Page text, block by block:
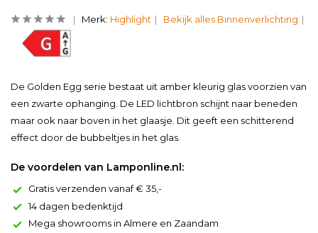
Merk: Highlight Bekijk alles Binnenverlichting
De Golden Egg serie bestaat uit amber kleurig glas voorzien van
een zwarte ophanging. De LED lichtbron schijnt naar beneden
maar ook naar boven in het glaasje. Dit geeft een schitterend
effect door de bubbeltjes in het glas.
De voordelen van Lamponline.nl:
Gratis verzenden vanaf € 35,-
14 dagen bedenktijd
Mega showrooms in Almere en Zaandam